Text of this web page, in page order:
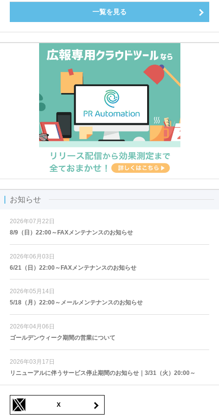
一覧を見る
お知らせ
2026年07月22日
8/9（日）22:00～FAXメンテナンスのお知らせ
2026年06月03日
6/21（日）22:00～FAXメンテナンスのお知らせ
2026年05月14日
5/18（月）22:00～メールメンテナンスのお知らせ
2026年04月06日
ゴールデンウィーク期間の営業について
2026年03月17日
リニューアルに伴うサービス停止期間のお知らせ｜3/31（火）20:00～
X